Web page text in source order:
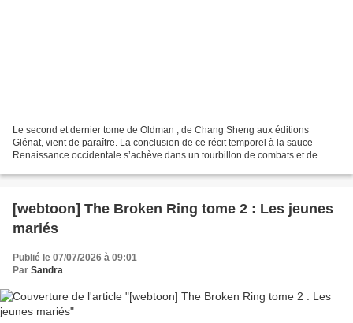
Le second et dernier tome de Oldman , de Chang Sheng aux éditions
Glénat, vient de paraître. La conclusion de ce récit temporel à la sauce
Renaissance occidentale s’achève dans un tourbillon de combats et de
[webtoon] The Broken Ring tome 2 : Les jeunes
mariés
Publié le 07/07/2026 à 09:01
Par Sandra